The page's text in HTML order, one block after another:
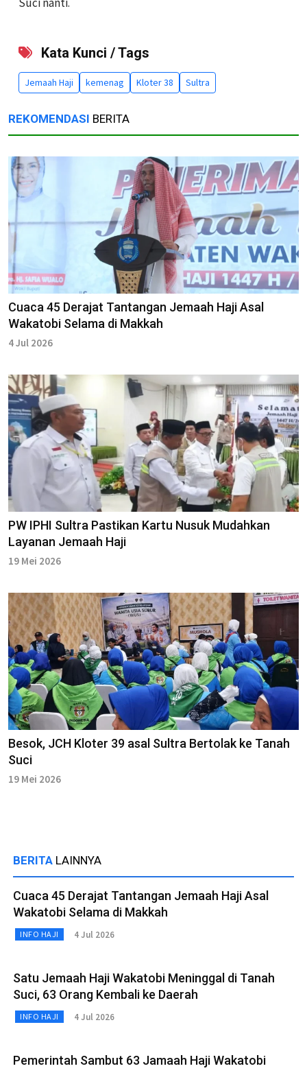
Kata Kunci / Tags
Jemaah Haji kemenag Kloter 38 Sultra
REKOMENDASI BERITA
Cuaca 45 Derajat Tantangan Jemaah Haji Asal
Wakatobi Selama di Makkah
4 Jul 2026
PW IPHI Sultra Pastikan Kartu Nusuk Mudahkan
Layanan Jemaah Haji
19 Mei 2026
Besok, JCH Kloter 39 asal Sultra Bertolak ke Tanah
Suci
19 Mei 2026
BERITA LAINNYA
Cuaca 45 Derajat Tantangan Jemaah Haji Asal
Wakatobi Selama di Makkah
INFO HAJI 4 Jul 2026
Satu Jemaah Haji Wakatobi Meninggal di Tanah
Suci, 63 Orang Kembali ke Daerah
INFO HAJI 4 Jul 2026
Pemerintah Sambut 63 Jamaah Haji Wakatobi